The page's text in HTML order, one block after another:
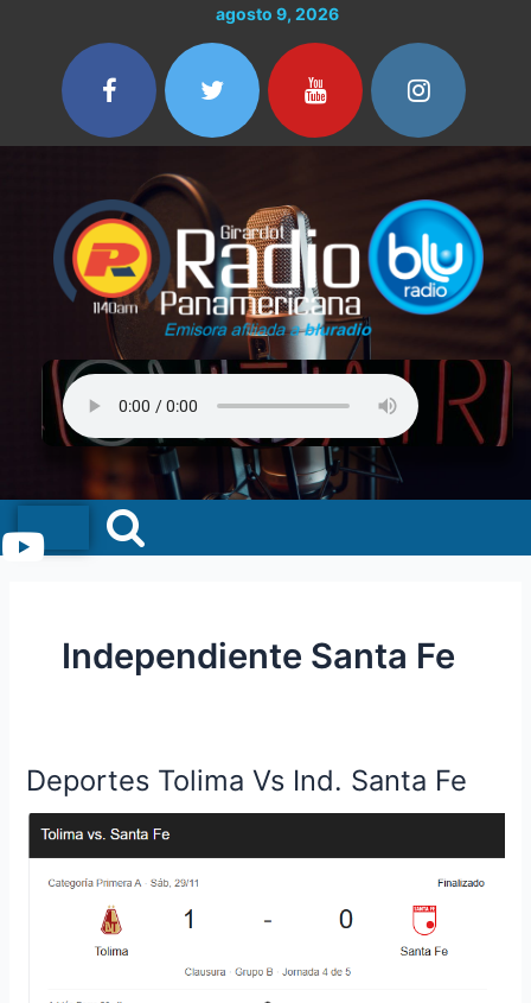
contenido
agosto 9, 2026
Menu
Independiente Santa Fe
Deportes Tolima Vs Ind. Santa Fe
Deportes
Vs
Ind.
Santa